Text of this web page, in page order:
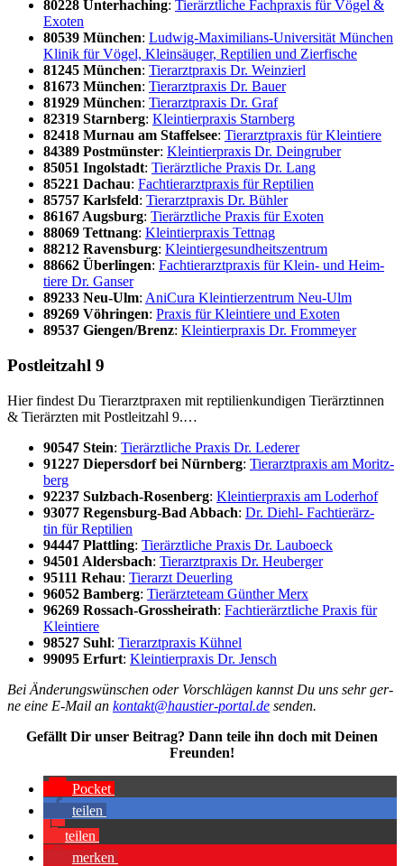
80228 Unter­ha­ching: Tier­ärzt­li­che Fach­pra­xis für Vögel &
Exo­ten
80539 Mün­chen: Lud­wig-Maxi­mi­li­ans-Uni­ver­si­tät Mün­chen
Kli­nik für Vögel, Klein­säu­ger, Rep­ti­li­en und Zier­fi­sche
81245 Mün­chen: Tier­arzt­pra­xis Dr. Wein­zierl
81673 Mün­chen: Tier­arzt­pra­xis Dr. Bau­er
81929 Mün­chen: Tier­arzt­pra­xis Dr. Graf
82319 Starn­berg: Klein­tier­pra­xis Starn­berg
82418 Mur­nau am Staf­fel­see: Tier­arzt­pra­xis für Klein­tie­re
84389 Post­müns­ter: Klein­tier­pra­xis Dr. Deingru­ber
85051 Ingol­stadt: Tier­ärzt­li­che Pra­xis Dr. Lang
85221 Dach­au: Fach­tier­arzt­pra­xis für Rep­ti­li­en
85757 Karls­feld: Tier­arzt­pra­xis Dr. Büh­ler
86167 Augs­burg: Tier­ärzt­li­che Pra­xis für Exo­ten
88069 Tett­nang: Klein­tier­pra­xis Tett­nag
88212 Ravens­burg: Klein­tier­ge­sund­heits­zen­trum
88662 Über­lin­gen: Fach­tier­arzt­pra­xis für Klein- und Heim­
tie­re Dr. Gan­ser
89233 Neu-Ulm: Ani­Cu­ra Klein­tier­zen­trum Neu-Ulm
89269 Vöh­rin­gen: Pra­xis für Klein­tie­re und Exo­ten
89537 Giengen/​Brenz: Klein­tier­pra­xis Dr. From­mey­er
Post­leit­zahl 9
Hier fin­dest Du Tier­arzt­pra­xen mit rep­ti­li­en­kun­di­gen Tier­ärz­tin­nen
& Tier­ärz­ten mit Post­leit­zahl 9.…
90547 Stein: Tier­ärzt­li­che Pra­xis Dr. Lede­rer
91227 Diepers­dorf bei Nürn­berg: Tier­arzt­pra­xis am Moritz­
berg
92237 Sulz­bach-Rosen­berg: Klein­tier­pra­xis am Loder­hof
93077 Regens­burg-Bad Abbach: Dr. Diehl- Fach­tier­ärz­
tin für Rep­ti­li­en
94447 Platt­ling: Tier­ärzt­li­che Pra­xis Dr. Lau­boeck
94501 Alders­bach: Tier­arzt­pra­xis Dr. Heu­ber­ger
95111 Rehau: Tier­arzt Deu­er­ling
96052 Bam­berg: Tier­ärz­te­team Gün­ther Merx
96269 Ross­ach-Gross­hei­rath: Fach­tier­ärzt­li­che Pra­xis für
Klein­tie­re
98527 Suhl: Tier­arzt­pra­xis Küh­nel
99095 Erfurt: Klein­tier­pra­xis Dr. Jensch
Bei Ände­rungs­wün­schen oder Vor­schlä­gen kannst Du uns sehr ger­
ne eine E-Mail an kontakt@haustier-portal.de sen­den.
Gefällt Dir unser Bei­trag? Dann tei­le ihn doch mit Dei­nen
Freun­den!
Pocket
tei­len
tei­len
mer­ken